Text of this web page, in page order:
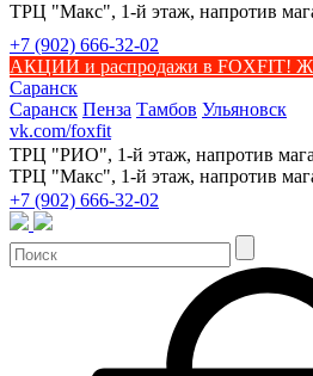
ТРЦ "Макс", 1-й этаж, напротив
+7 (902) 666-32-02
АКЦИИ и распродажи в FOXFIT!
Саранск
Саранск Пенза Тамбов Ульяновск
vk.com/foxfit
ТРЦ "РИО", 1-й этаж, напротив
ТРЦ "Макс", 1-й этаж, напротив
+7 (902) 666-32-02